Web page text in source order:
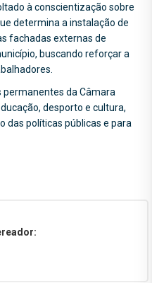
à conscientização sobre
determina a instalação de
fachadas externas de
buscando reforçar a
da Câmara
desporto e cultura,
das políticas públicas e para